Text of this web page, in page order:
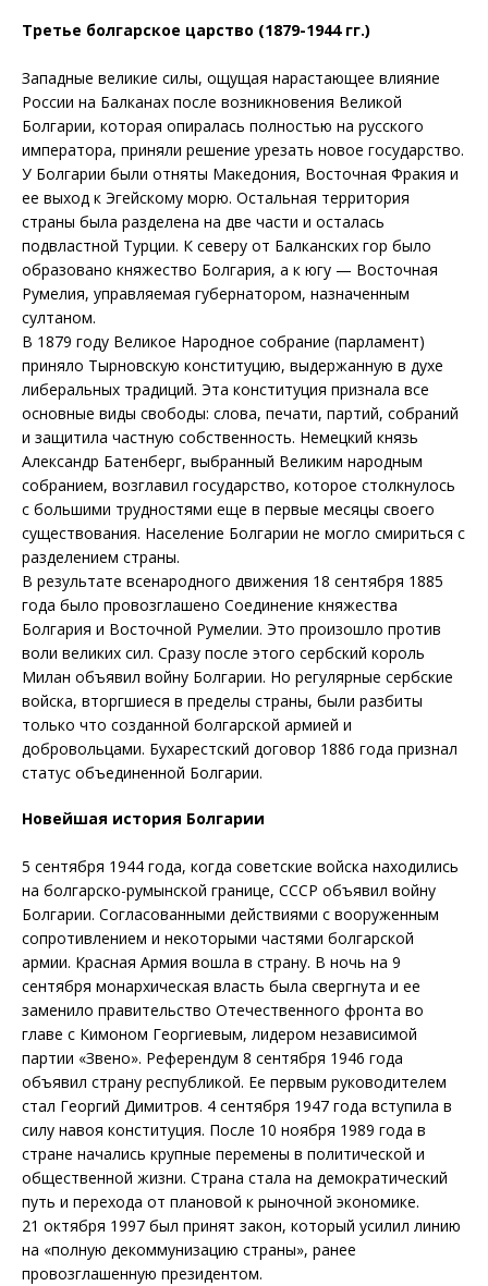
Tретье болгарское царство (1879-1944 гг.)
Западные великие силы, ощущая нарастающее влияние
России на Балканах после возникновения Великой
Болгарии, которая опиралась полностью на русского
императора, приняли решение урезать новое государство.
У Болгарии были отняты Македония, Восточная Фракия и
ее выход к Эгейскому морю. Остальная территория
страны была разделена на две части и осталась
подвластной Турции. К северу от Балканских гор было
образовано княжество Болгария, а к югу — Восточная
Румелия, управляемая губернатором, назначенным
султаном.
В 1879 году Великое Народное собрание (парламент)
приняло Тырновскую конституцию, выдержанную в духе
либеральных традиций. Эта конституция признала все
основные виды свободы: слова, печати, партий, собраний
и защитила частную собственность. Немецкий князь
Александр Батенберг, выбранный Великим народным
собранием, возглавил государство, которое столкнулось
с большими трудностями еще в первые месяцы своего
существования. Население Болгарии не могло смириться с
разделением страны.
В результате всенародного движения 18 сентября 1885
года было провозглашено Соединение княжества
Болгария и Восточной Румелии. Это произошло против
воли великих сил. Сразу после этого сербский король
Милан объявил войну Болгарии. Но регулярные сербские
войска, вторгшиеся в пределы страны, были разбиты
только что созданной болгарской армией и
добровольцами. Бухарестский договор 1886 года признал
статус объединенной Болгарии.
Новейшая история Болгарии
5 сентября 1944 года, когда советские войска находились
на болгарско-румынской границе, СССР объявил войну
Болгарии. Согласованными действиями с вооруженным
сопротивлением и некоторыми частями болгарской
армии. Красная Армия вошла в страну. В ночь на 9
сентября монархическая власть была свергнута и ее
заменило правительство Отечественного фронта во
главе с Кимоном Георгиевым, лидером независимой
партии «Звено». Референдум 8 сентября 1946 года
объявил страну республикой. Ее первым руководителем
стал Георгий Димитров. 4 сентября 1947 года вступила в
силу навоя конституция. После 10 ноября 1989 года в
стране начались крупные перемены в политической и
общественной жизни. Страна стала на демократический
путь и перехода от плановой к рыночной экономике.
21 октября 1997 был принят закон, который усилил линию
на «полную декоммунизацию страны», ранее
провозглашенную президентом.